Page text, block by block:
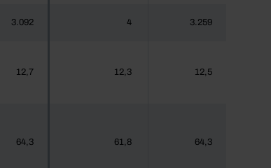
3.092 4 3.259
12,7 12,3 12,5
64,3 61,8 64,3